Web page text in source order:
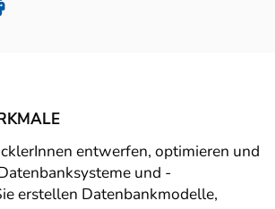
entwerfen, optimieren und
und -
erstellen Datenbankmodelle,